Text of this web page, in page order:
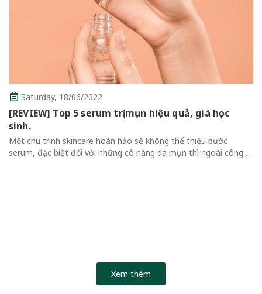
18/06/2022
Top 5 serum trị mụn hiệu quả, giá học
skincare hoàn hảo sẽ không thể thiếu bước
biệt đối với những cô nàng da mụn thì ngoài công
Xem thêm